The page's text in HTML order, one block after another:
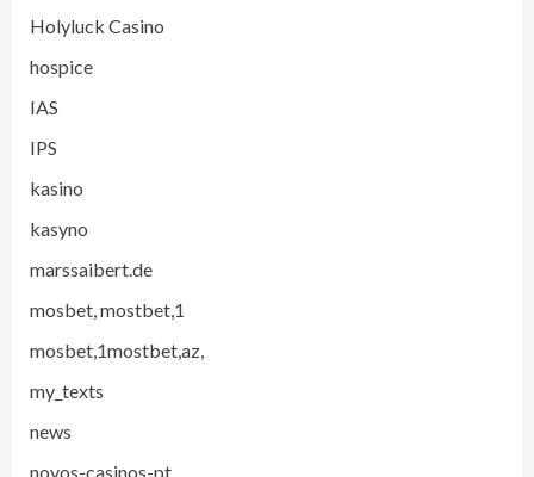
Holyluck Casino
hospice
IAS
IPS
kasino
kasyno
marssaibert.de
mosbet, mostbet,1
mosbet,1mostbet,az,
my_texts
news
novos-casinos-pt